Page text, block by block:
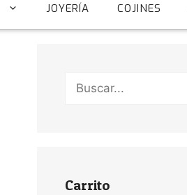
JOYERÍA COJINES
Buscar:
Carrito